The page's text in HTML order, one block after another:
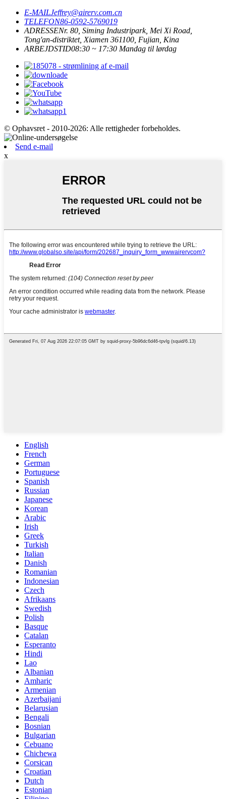
E-MAILJeffrey@airerv.com.cn
TELEFON86-0592-5769019
ADRESSENr. 80, Siming Industripark, Mei Xi Road,
Tong'an-distriktet, Xiamen 361100, Fujian, Kina
ARBEJDSTID08:30 ~ 17:30 Mandag til lørdag
© Ophavsret - 2010-2026: Alle rettigheder forbeholdes.
Send e-mail
x
English
French
German
Portuguese
Spanish
Russian
Japanese
Korean
Arabic
Irish
Greek
Turkish
Italian
Danish
Romanian
Indonesian
Czech
Afrikaans
Swedish
Polish
Basque
Catalan
Esperanto
Hindi
Lao
Albanian
Amharic
Armenian
Azerbaijani
Belarusian
Bengali
Bosnian
Bulgarian
Cebuano
Chichewa
Corsican
Croatian
Dutch
Estonian